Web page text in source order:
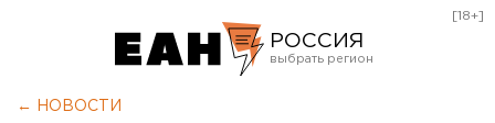
РОССИЯ
[18+]
← НОВОСТИ